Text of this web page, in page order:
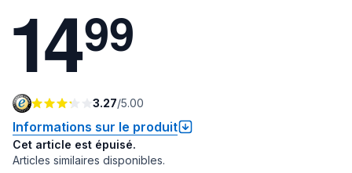
1499
3.27/5.00
Informations sur le produit
Cet article est épuisé.
Articles similaires disponibles.